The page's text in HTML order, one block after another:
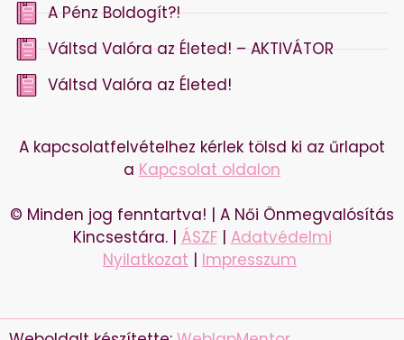
A Pénz Boldogít?!
Váltsd Valóra az Életed! – AKTIVÁTOR
Váltsd Valóra az Életed!
A kapcsolatfelvételhez kérlek tölsd ki az űrlapot
a Kapcsolat oldalon
© Minden jog fenntartva! | A Női Önmegvalósítás
Kincsestára. | ÁSZF| Adatvédelmi
Nyilatkozat | Impresszum